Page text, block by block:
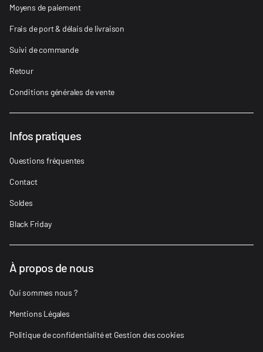
Moyens de paiement
Frais de port & délais de livraison
Suivi de commande
Retour
Conditions générales de vente
Infos pratiques
Questions fréquentes
Contact
Soldes
Black Friday
À propos de nous
Qui sommes nous ?
Mentions Légales
Politique de confidentialité et Gestion des cookies